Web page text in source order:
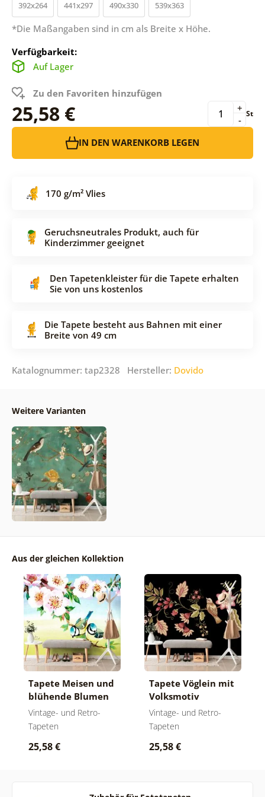
392x264 441x297 490x330 539x363
*Die Maßangaben sind in cm als Breite x Höhe.
Verfügbarkeit:
Auf Lager
Zu den Favoriten hinzufügen
25,58 € -
+ St
IN DEN WARENKORB LEGEN
170 g/m² Vlies
Geruchsneutrales Produkt, auch für
Kinderzimmer geeignet
Den Tapetenkleister für die Tapete erhalten
Sie von uns kostenlos
Die Tapete besteht aus Bahnen mit einer
Breite von 49 cm
Katalognummer: tap2328 Hersteller: Dovido
Weitere Varianten
Aus der gleichen Kollektion
Tapete Meisen und
blühende Blumen
Vintage- und Retro-
Tapeten
25,58 €
Tapete Vöglein mit
Volksmotiv
Vintage- und Retro-
Tapeten
25,58 €